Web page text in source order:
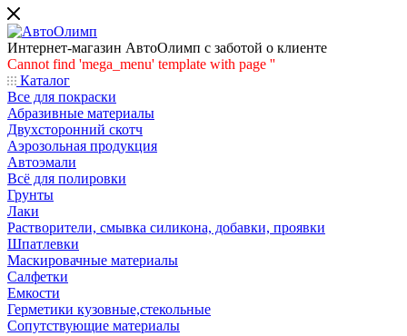
Интернет-магазин АвтоОлимп с заботой о клиенте
Cannot find 'mega_menu' template with page ''
Каталог
Все для покраски
Абразивные материалы
Двухсторонний скотч
Аэрозольная продукция
Автоэмали
Всё для полировки
Грунты
Лаки
Растворители, смывка силикона, добавки, проявки
Шпатлевки
Маскировачные материалы
Салфетки
Емкости
Герметики кузовные,стекольные
Сопутствующие материалы